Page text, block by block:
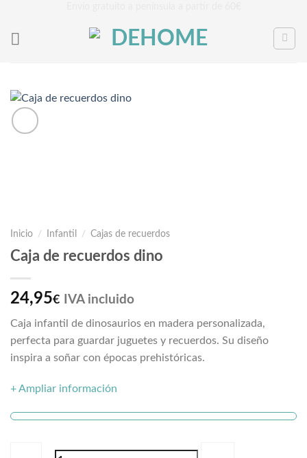
contenido
Inicio / Infantil / Cajas de recuerdos
Caja de recuerdos dino
24,95€ IVA incluido
Caja infantil de dinosaurios en madera personalizada,
perfecta para guardar juguetes y recuerdos. Su diseño
inspira a soñar con épocas prehistóricas.
+ Ampliar información